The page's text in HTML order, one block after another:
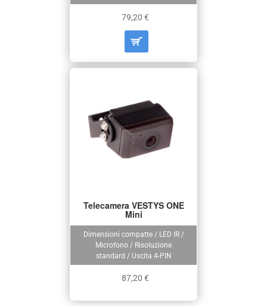
79,20 €
Dimensioni compatte / LED IR /
Microfono / Risoluzione
standard / Uscita 4-PIN
Telecamera VESTYS ONE
Mini
87,20 €